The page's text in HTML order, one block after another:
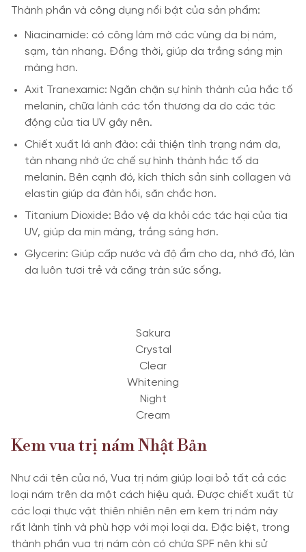
Thành phần và công dụng nổi bật của sản phẩm:
Niacinamide: có công làm mờ các vùng da bị nám,
sạm, tàn nhang. Đồng thời, giúp da trắng sáng mịn
màng hơn.
Axit Tranexamic: Ngăn chặn sự hình thành của hắc tố
melanin, chữa lành các tổn thương da do các tác
động của tia UV gây nên.
Chiết xuất lá anh đào: cải thiện tình trạng nám da,
tàn nhang nhờ ức chế sự hình thành hắc tố da
melanin. Bên cạnh đó, kích thích sản sinh collagen và
elastin giúp da đàn hồi, săn chắc hơn.
Titanium Dioxide: Bảo vệ da khỏi các tác hại của tia
UV, giúp da mịn màng, trắng sáng hơn.
Glycerin: Giúp cấp nước và độ ẩm cho da, nhớ đó, làn
da luôn tươi trẻ và căng tràn sức sống.
Sakura
Crystal
Clear
Whitening
Night
Cream
Kem vua trị nám Nhật Bản
Như cái tên của nó, Vua trị nám giúp loại bỏ tất cả các
loại nám trên da một cách hiệu quả. Được chiết xuất từ
các loại thực vật thiên nhiên nên em kem trị nám này
rất lành tính và phù hợp với mọi loại da. Đặc biệt, trong
thành phần vua trị nám còn có chứa SPF nên khi sử